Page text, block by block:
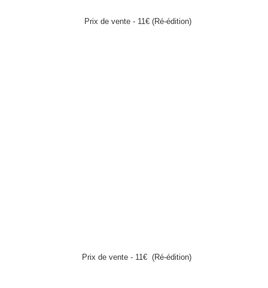
Prix de vente - 11€ (Ré-édition)
Prix de vente - 11€ (Ré-édition)